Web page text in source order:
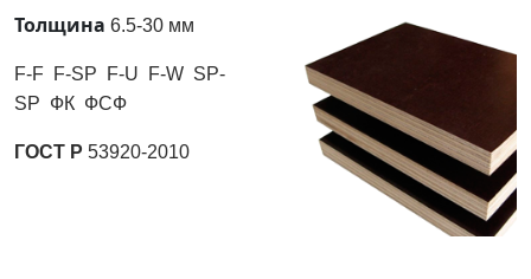
Толщина 6.5-30 мм
F-F F-SP F-U F-W SP-
SP ФК ФСФ
ГОСТ Р 53920-2010